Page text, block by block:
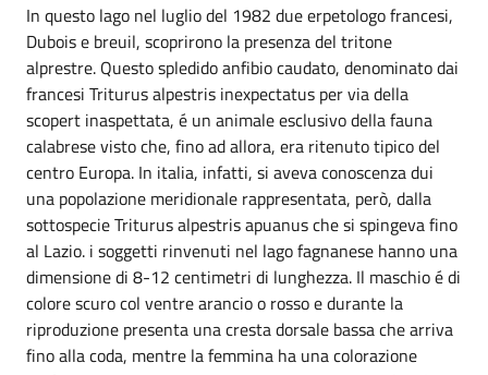
In questo lago nel luglio del 1982 due erpetologo francesi,
Dubois e breuil, scoprirono la presenza del tritone
alprestre. Questo spledido anfibio caudato, denominato dai
francesi Triturus alpestris inexpectatus per via della
scopert inaspettata, é un animale esclusivo della fauna
calabrese visto che, fino ad allora, era ritenuto tipico del
centro Europa. In italia, infatti, si aveva conoscenza dui
una popolazione meridionale rappresentata, però, dalla
sottospecie Triturus alpestris apuanus che si spingeva fino
al Lazio. i soggetti rinvenuti nel lago fagnanese hanno una
dimensione di 8-12 centimetri di lunghezza. Il maschio é di
colore scuro col ventre arancio o rosso e durante la
riproduzione presenta una cresta dorsale bassa che arriva
fino alla coda, mentre la femmina ha una colorazione